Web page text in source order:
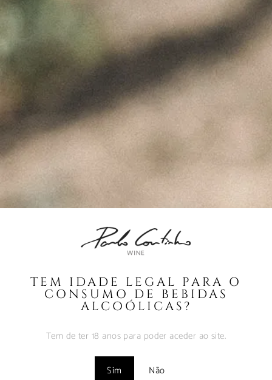
TEM IDADE LEGAL PARA O
CONSUMO DE BEBIDAS
ALCOÓLICAS?
Tem de ter 18 anos para poder aceder ao site.
Sim Não
A Perfeita Imperfeição
dos Vinhos de Paulo
Coutinho – Fev2025
Fevereiro 10, 2025
MUST – VINHA da
FONTE – Nov2024
Fevereiro 9, 2025
MUST – VINHA do
BORRAJO – Set2024
Fevereiro 9, 2025
Vinhos com Assinatura
Maio 1, 2024